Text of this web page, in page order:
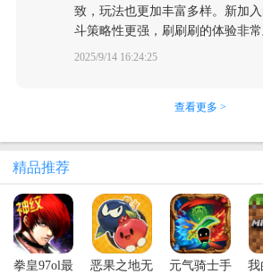
致，玩法也更加丰富多样。新加
斗策略性更强，刷刷刷的体验非常
2025/9/14 16:24:25
查看更多 >
精品推荐
拳皇97ol最
恶果之地无
元气骑士手
我